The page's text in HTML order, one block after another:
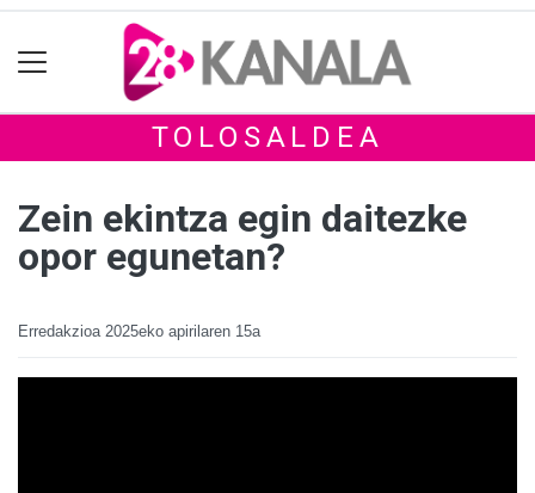
TOLOSALDEA
Zein ekintza egin daitezke
opor egunetan?
Erredakzioa 2025eko apirilaren 15a